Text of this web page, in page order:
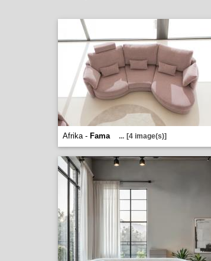
Afrika - Fama ... [4 image(s)]